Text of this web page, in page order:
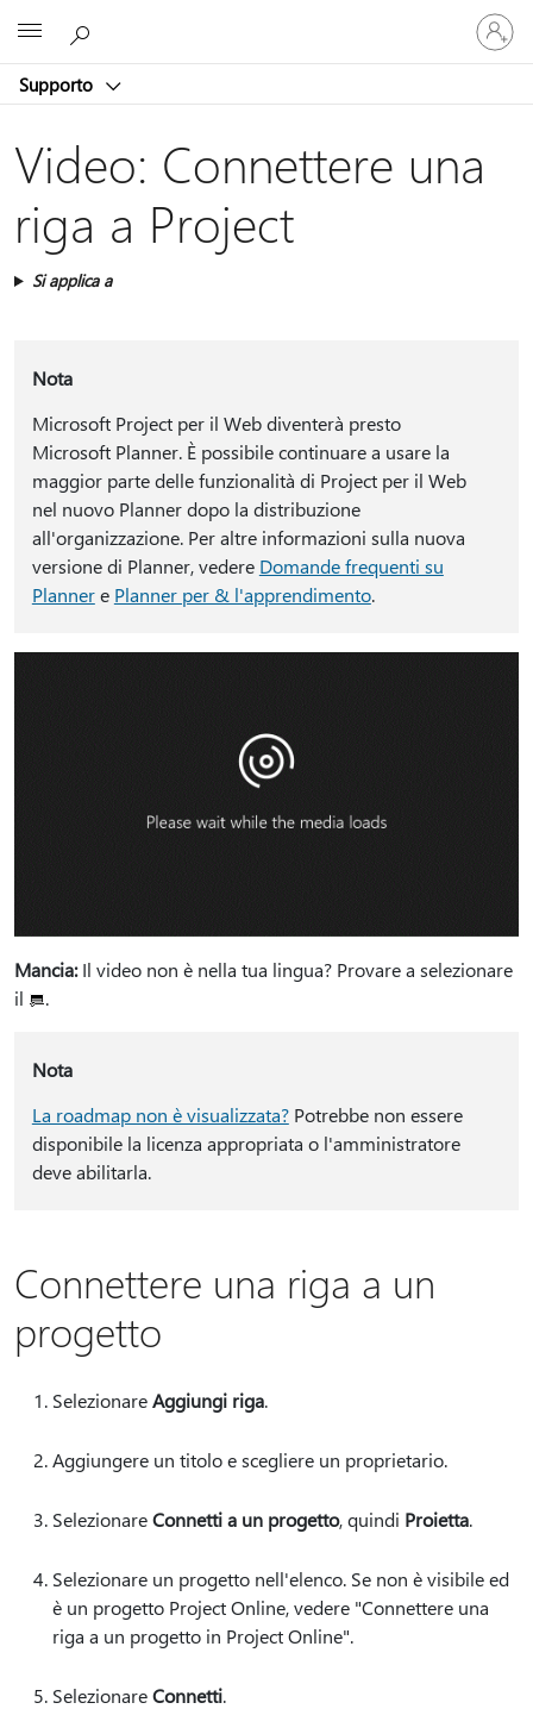
Supporto
Accedi
con
il
account
Video: Connettere una
riga a Project
Si applica a
Nota
Microsoft Project per il Web diventerà presto
Microsoft Planner. È possibile continuare a usare la
maggior parte delle funzionalità di Project per il Web
nel nuovo Planner dopo la distribuzione
all'organizzazione. Per altre informazioni sulla nuova
versione di Planner, vedere Domande frequenti su
Plannere Planner per & l'apprendimento.
Mancia:Il video non è nella tua lingua? Provare a selezionare
il
.
Nota
La roadmap non è visualizzata?Potrebbe non essere
disponibile la licenza appropriata o l'amministratore
deve abilitarla.
Connettere una riga a un
progetto
SelezionareAggiungi riga.
Aggiungere un titolo e scegliere un proprietario.
SelezionareConnetti a un progetto, quindi Proietta.
Selezionare un progetto nell'elenco. Se non è visibile ed
è un progetto Project Online, vedere "Connettere una
riga a un progetto in Project Online".
SelezionareConnetti.